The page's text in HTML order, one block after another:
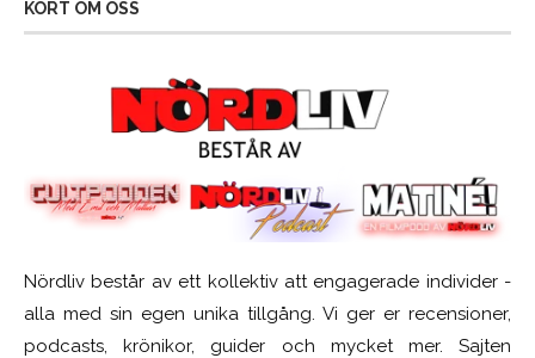
KORT OM OSS
Nördliv består av ett kollektiv att engagerade individer -
alla med sin egen unika tillgång. Vi ger er recensioner,
podcasts, krönikor, guider och mycket mer. Sajten